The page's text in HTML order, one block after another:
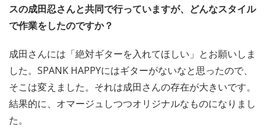
スの成田忍さんと共同で行っていますが、どんなスタイル
で作業をしたのですか？
成田さんには「絶対ギターを入れてほしい」とお願いしま
した。SPANK HAPPYにはギターがないなと思ったので、
そこは変えました。それは成田さんの存在が大きいです。
結果的に、オマージュしつつオリジナルなものになりまし
た。